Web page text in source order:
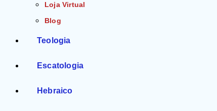
Loja Virtual
Blog
Teologia
Escatologia
Hebraico